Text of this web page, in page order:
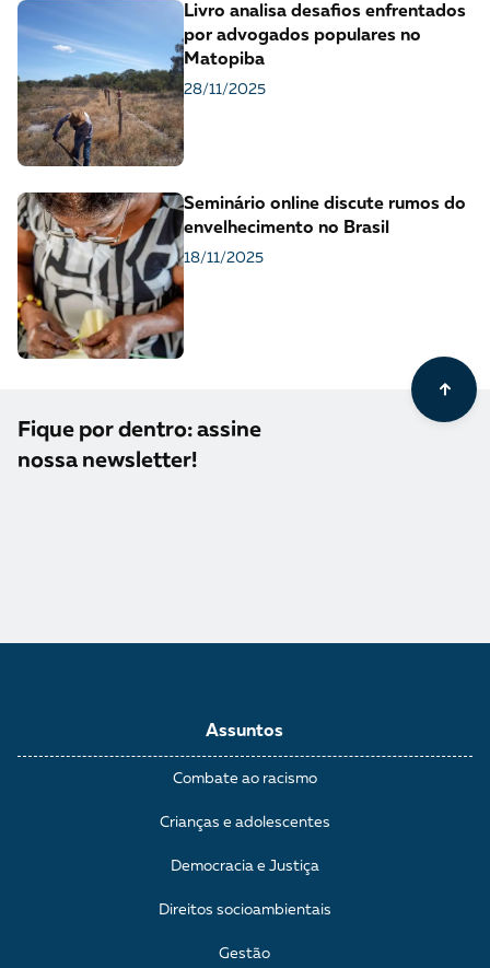
Livro analisa desafios enfrentados
por advogados populares no
Matopiba
28/11/2025
Seminário online discute rumos do
envelhecimento no Brasil
18/11/2025
Fique por dentro: assine
nossa newsletter!
Assuntos
Combate ao racismo
Crianças e adolescentes
Democracia e Justiça
Direitos socioambientais
Gestão